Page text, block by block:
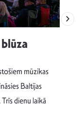
mūzikas
Baltijas
dienu laikā